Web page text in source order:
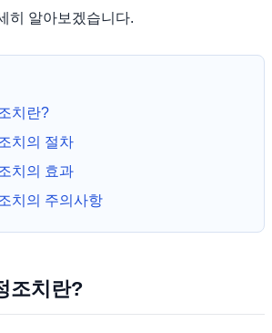
히 알아보겠습니다.
치란?
치의 절차
치의 효과
치의 주의사항
조치란?